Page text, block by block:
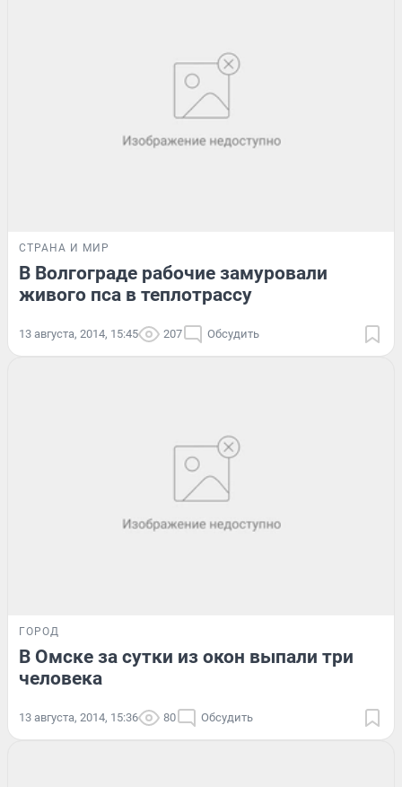
СТРАНА И МИР
В Волгограде рабочие замуровали
живого пса в теплотрассу
13 августа, 2014, 15:45 207 Обсудить
ГОРОД
В Омске за сутки из окон выпали три
человека
13 августа, 2014, 15:36 80 Обсудить